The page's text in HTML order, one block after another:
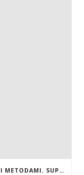
POPRAWA WZROKU NATURALNYMI METODAMI. SUPLEMENTY CALIVITA NA POPRAWĘ WZROKU